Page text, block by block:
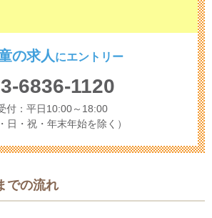
の求人 にエントリー
6836-1120
付：平日10:00～18:00
日・祝・年末年始を除く）
での流れ